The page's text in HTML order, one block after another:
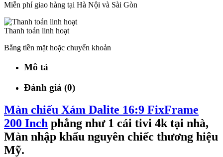
Miễn phí giao hàng tại Hà Nội và Sài Gòn
Thanh toán linh hoạt
Bằng tiền mặt hoặc chuyển khoản
Mô tả
Đánh giá (0)
Màn chiếu Xám Dalite 16:9 FixFrame
200 Inch phẳng như 1 cái tivi 4k tại nhà,
Màn nhập khẩu nguyên chiếc thương hiệu
Mỹ.